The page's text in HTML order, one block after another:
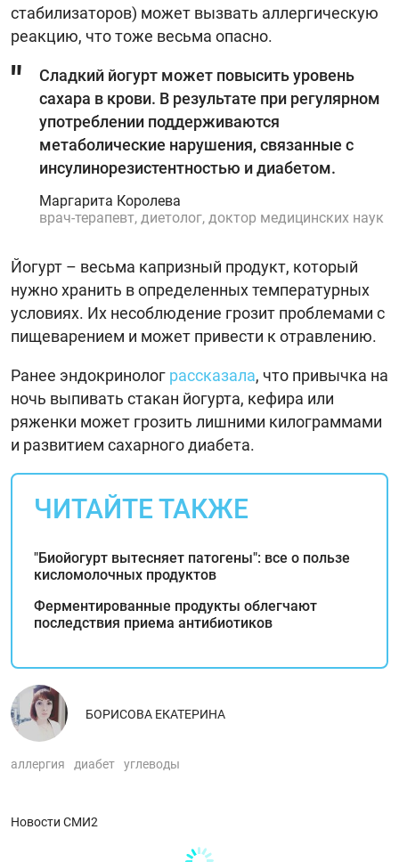
стабилизаторов) может вызвать аллергическую
реакцию, что тоже весьма опасно.
Сладкий йогурт может повысить уровень
сахара в крови. В результате при регулярном
употреблении поддерживаются
метаболические нарушения, связанные с
инсулинорезистентностью и диабетом.
Маргарита Королева
врач-терапевт, диетолог, доктор медицинских наук
Йогурт – весьма капризный продукт, который
нужно хранить в определенных температурных
условиях. Их несоблюдение грозит проблемами с
пищеварением и может привести к отравлению.
Ранее эндокринолог рассказала, что привычка на
ночь выпивать стакан йогурта, кефира или
ряженки может грозить лишними килограммами
и развитием сахарного диабета.
ЧИТАЙТЕ ТАКЖЕ
"Биойогурт вытесняет патогены": все о пользе
кисломолочных продуктов
Ферментированные продукты облегчают
последствия приема антибиотиков
БОРИСОВА ЕКАТЕРИНА
аллергия диабет углеводы
Новости СМИ2